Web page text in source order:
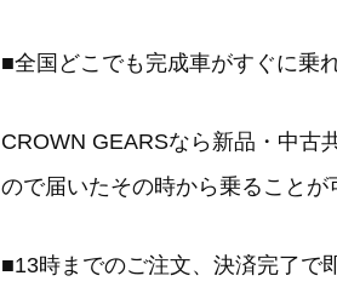
■全国どこでも完成車がすぐに乗
CROWN GEARSなら新品・中古
ので届いたその時から乗ることが
■13時までのご注文、決済完了で